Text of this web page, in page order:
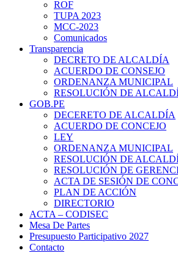
ROF
TUPA 2023
MCC-2023
Comunicados
Transparencia
DECRETO DE ALCALDÍA
ACUERDO DE CONSEJO
ORDENANZA MUNICIPAL
RESOLUCIÓN DE
GOB.PE
DECERETO DE ALCALDÍA
ACUERDO DE CONCEJO
LEY
ORDENANZA MUNICIPAL
RESOLUCIÓN DE
RESOLUCIÓN DE
ACTA DE SESIÓN DE
PLAN DE ACCIÓN
DIRECTORIO
ACTA – CODISEC
Mesa De Partes
Presupuesto Participativo 2027
Contacto